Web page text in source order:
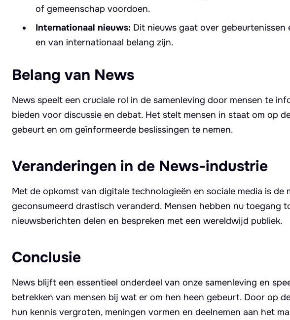
of gemeenschap voordoen.
Internationaal nieuws: Dit nieuws gaat over
en van internationaal belang zijn.
Belang van News
News speelt een cruciale rol in de samenleving door mensen te
bieden voor discussie en debat. Het stelt mensen in staat om op
gebeurt en om geïnformeerde beslissingen te nemen.
Veranderingen in de News-industrie
Met de opkomst van digitale technologieën en sociale media is
geconsumeerd drastisch veranderd. Mensen hebben nu toegang
nieuwsberichten delen en bespreken met een wereldwijd publiek.
Conclusie
News blijft een essentieel onderdeel van onze samenleving en
betrekken van mensen bij wat er om hen heen gebeurt. Door op
hun kennis vergroten, meningen vormen en deelnemen aan het